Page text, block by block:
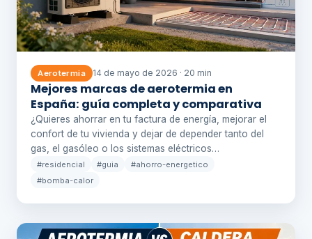
Aerotermia 14 de mayo de 2026 · 20 min
Mejores marcas de aerotermia en
España: guía completa y comparativa
¿Quieres ahorrar en tu factura de energía, mejorar el
confort de tu vivienda y dejar de depender tanto del
gas, el gasóleo o los sistemas eléctricos…
#residencial #guia
#ahorro-energetico
#bomba-calor